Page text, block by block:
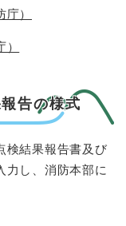
）
告の様式
検結果報告書及び
力し、消防本部に